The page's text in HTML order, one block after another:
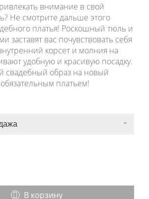
внимание в свой
Не смотрите дальше этого
платья! Роскошный тюль и
заставят вас почувствовать себя
корсет и молния на
удобную и красивую посадку.
свадебный образ на новый
платьем!
В корзину